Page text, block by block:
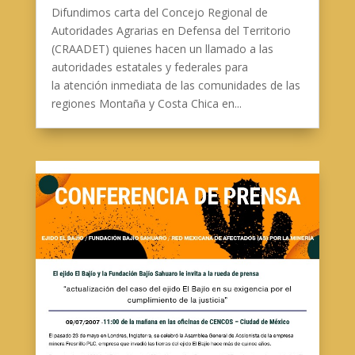
Difundimos carta del Concejo Regional de
Autoridades Agrarias en Defensa del Territorio
(CRAADET) quienes hacen un llamado a las
autoridades estatales y federales para
la atención inmediata de las comunidades de las
regiones Montaña y Costa Chica en...